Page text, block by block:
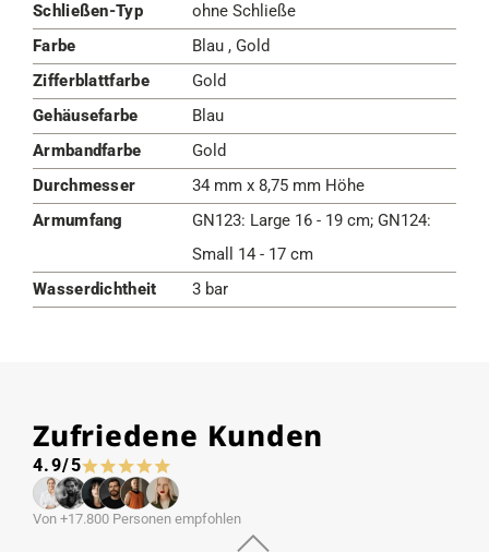
Schließen-Typ
ohne Schließe
Farbe
Blau , Gold
Zifferblattfarbe
Gold
Gehäusefarbe
Blau
Armbandfarbe
Gold
Durchmesser
34 mm x 8,75 mm Höhe
Armumfang
GN123: Large 16 - 19 cm; GN124:
Small 14 - 17 cm
Wasserdichtheit
3 bar
Zufriedene Kunden
4.9/5
Von +17.800 Personen empfohlen